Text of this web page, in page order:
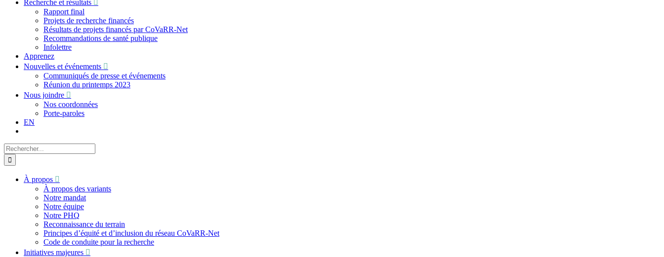
Recherche et résultats
Rapport final
Projets de recherche financés
Résultats de projets financés par CoVaRR-Net
Recommandations de santé publique
Infolettre
Apprenez
Nouvelles et événements
Communiqués de presse et événements
Réunion du printemps 2023
Nous joindre
Nos coordonnées
Porte-paroles
EN
Recherche
sur
le
À propos
À propos des variants
Notre mandat
Notre équipe
Notre PHQ
Reconnaissance du terrain
Principes d’équité et d’inclusion du réseau CoVaRR-Net
Code de conduite pour la recherche
Initiatives majeures